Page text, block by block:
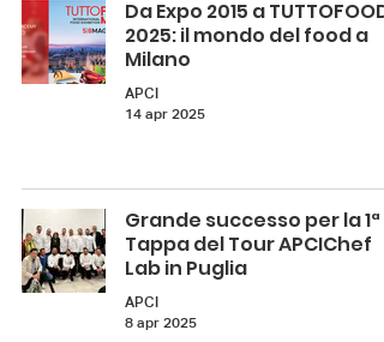
Da Expo 2015 a TUTTOFOOD
2025: il mondo del food a
Milano
APCI
14 apr 2025
Grande successo per la 1ª
Tappa del Tour APCIChef
Lab in Puglia
APCI
8 apr 2025